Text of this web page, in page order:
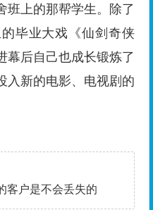
班上的那帮学生。除了
毕业大戏《仙剑奇侠
幕后自己也成长锻炼了
入新的电影、电视剧的
客户是不会丢失的